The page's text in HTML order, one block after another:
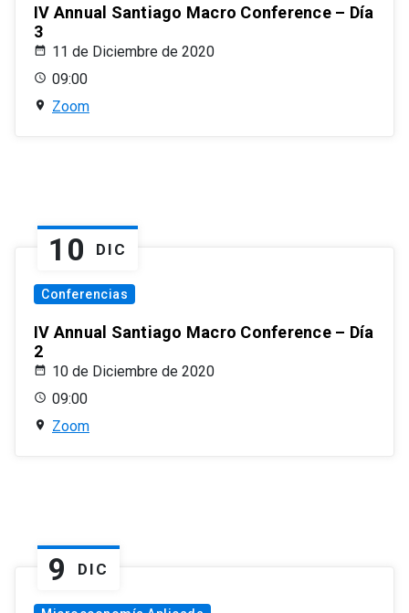
IV Annual Santiago Macro Conference – Día
3
11 de Diciembre de 2020
09:00
Zoom
10 DIC
Conferencias
IV Annual Santiago Macro Conference – Día
2
10 de Diciembre de 2020
09:00
Zoom
9 DIC